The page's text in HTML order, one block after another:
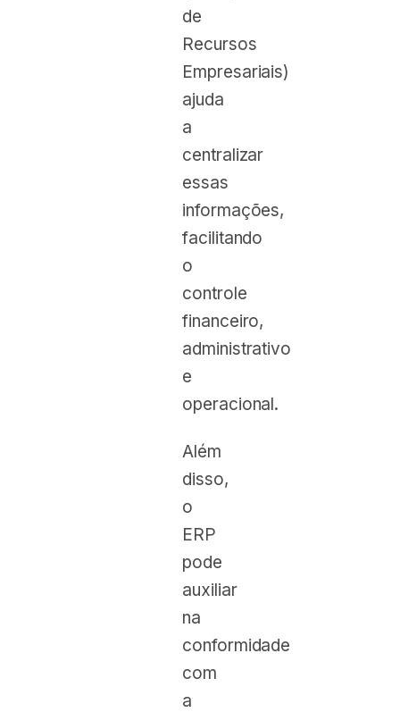
de
Recursos
Empresariais)
ajuda
a
centralizar
essas
informações,
facilitando
o
controle
financeiro,
administrativo
e
operacional.
Além
disso,
o
ERP
pode
auxiliar
na
conformidade
com
a